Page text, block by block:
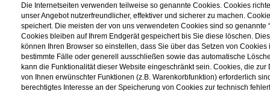
Die Internetseiten verwenden teilweise so genannte Cookies. Cookies
unser Angebot nutzerfreundlicher, effektiver und sicherer zu machen.
speichert. Die meisten der von uns verwendeten Cookies sind so
Cookies bleiben auf Ihrem Endgerät gespeichert bis Sie diese löschen.
können Ihren Browser so einstellen, dass Sie über das Setzen von
bestimmte Fälle oder generell ausschließen sowie das automatische
kann die Funktionalität dieser Website eingeschränkt sein. Cookies, die
von Ihnen erwünschter Funktionen (z.B. Warenkorbfunktion) erforderlich
berechtigtes Interesse an der Speicherung von Cookies zur technisch